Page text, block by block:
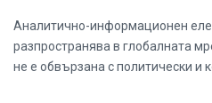
Аналитично-информационен
разпространява в глобалната
не е обвързана с политически и